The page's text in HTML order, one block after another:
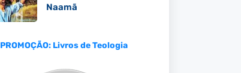
Naamã
PROMOÇÃO: Livros de Teologia